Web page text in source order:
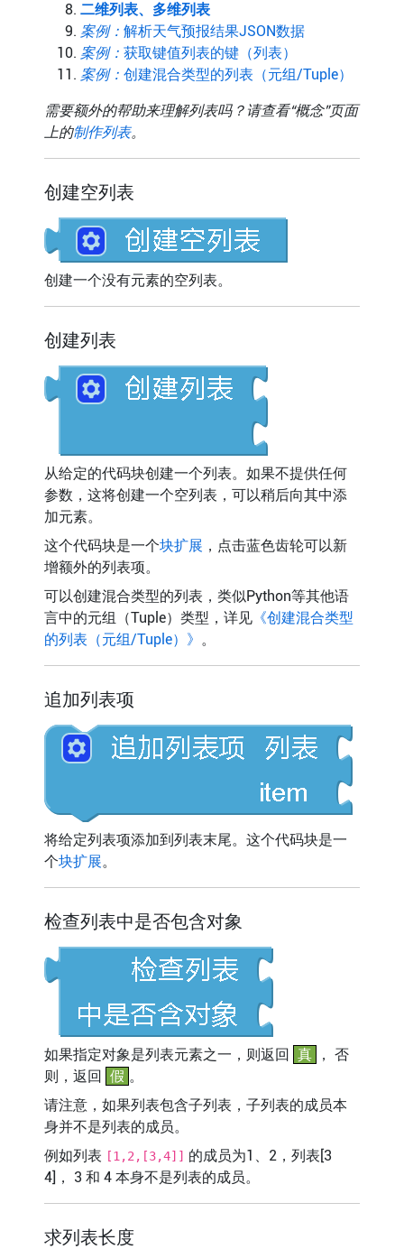
二维列表、多维列表
案例： 解析天气预报结果JSON数据
案例： 获取键值列表的键（列表）
案例： 创建混合类型的列表（元组/Tuple）
需要额外的帮助来理解列表吗？请查看“概念”页面
上的制作列表。
创建空列表
创建一个没有元素的空列表。
创建列表
从给定的代码块创建一个列表。如果不提供任何
参数，这将创建一个空列表，可以稍后向其中添
加元素。
这个代码块是一个块扩展 ，点击蓝色齿轮可以新
增额外的列表项。
可以创建混合类型的列表，类似Python等其他语
言中的元组（Tuple）类型，详见《创建混合类型
的列表（元组/Tuple）》 。
追加列表项
将给定列表项添加到列表末尾。这个代码块是一
个块扩展。
检查列表中是否包含对象
如果指定对象是列表元素之一，则返回 真
， 否
则，返回 假 。
请注意，如果列表包含子列表，子列表的成员本
身并不是列表的成员。
例如列表 [1,2,[3,4]] 的成员为1、2，列表[3
4]， 3 和 4 本身不是列表的成员。
求列表长度